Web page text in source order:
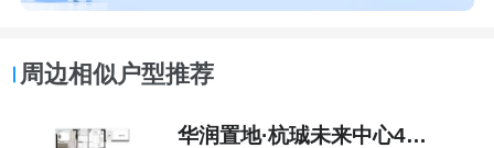
周边相似户型推荐
华润置地·杭珹未来中心4室2厅3卫